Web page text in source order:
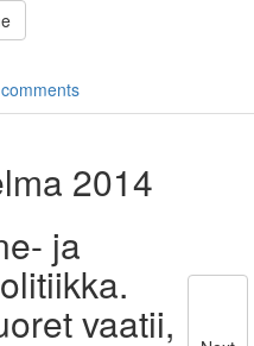
2014
ja
vaatii,